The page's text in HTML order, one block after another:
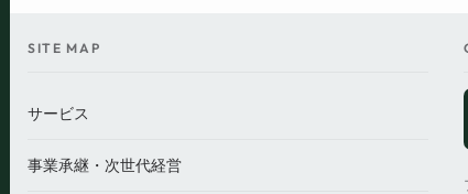
SITE MAP
サービス
事業承継・次世代経営